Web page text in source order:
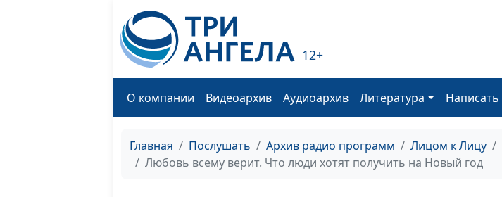
12+
О компании Видеоархив Аудиоархив Литература Написать
Главная Послушать Архив радио программ Лицом к Лицу
Любовь всему верит. Что люди хотят получить на Новый год